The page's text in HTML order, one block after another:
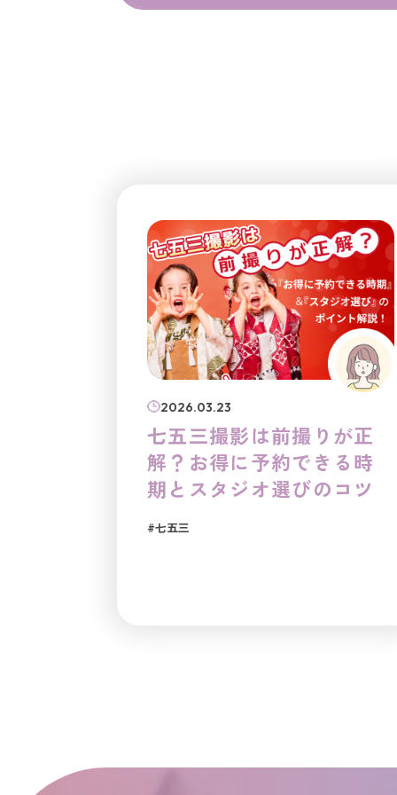
2026.03.23
七五三撮影は前撮りが正
解？お得に予約できる時
期とスタジオ選びのコツ
#七五三